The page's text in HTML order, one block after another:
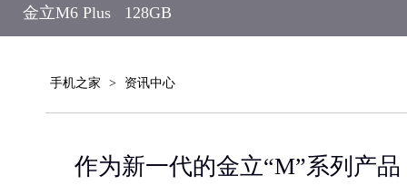
金立M6 Plus 128GB
手机之家 > 资讯中心
作为新一代的金立“M”系列产